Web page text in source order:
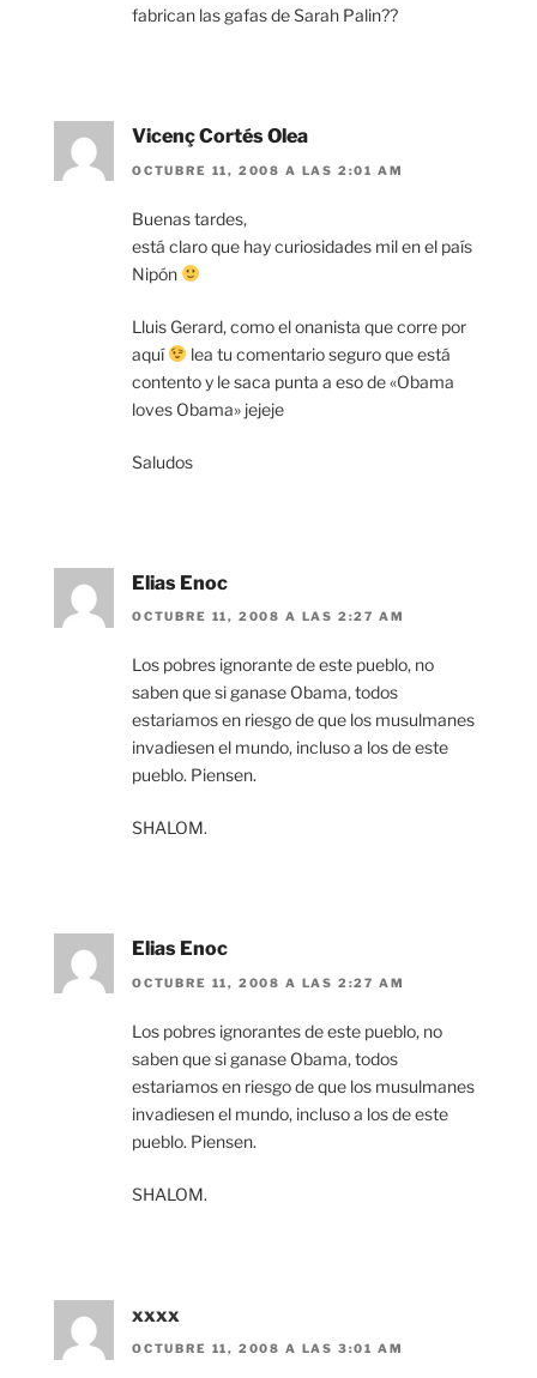
fabrican las gafas de Sarah Palin??
Vicenç Cortés Olea
OCTUBRE 11, 2008 A LAS 2:01 AM
Buenas tardes,
está claro que hay curiosidades mil en el país
Nipón
Lluis Gerard, como el onanista que corre por
aquí
lea tu comentario seguro que está
contento y le saca punta a eso de «Obama
loves Obama» jejeje
Saludos
Elias Enoc
OCTUBRE 11, 2008 A LAS 2:27 AM
Los pobres ignorante de este pueblo, no
saben que si ganase Obama, todos
estariamos en riesgo de que los musulmanes
invadiesen el mundo, incluso a los de este
pueblo. Piensen.
SHALOM.
Elias Enoc
OCTUBRE 11, 2008 A LAS 2:27 AM
Los pobres ignorantes de este pueblo, no
saben que si ganase Obama, todos
estariamos en riesgo de que los musulmanes
invadiesen el mundo, incluso a los de este
pueblo. Piensen.
SHALOM.
xxxx
OCTUBRE 11, 2008 A LAS 3:01 AM